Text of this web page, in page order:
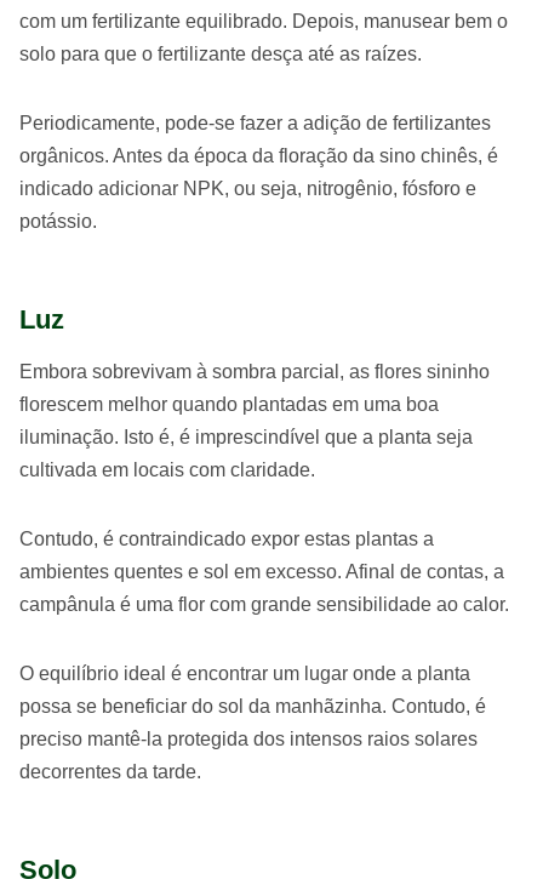
com um fertilizante equilibrado. Depois, manusear bem o
solo para que o fertilizante desça até as raízes.
Periodicamente, pode-se fazer a adição de fertilizantes
orgânicos. Antes da época da floração da sino chinês, é
indicado adicionar NPK, ou seja, nitrogênio, fósforo e
potássio.
Luz
Embora sobrevivam à sombra parcial, as flores sininho
florescem melhor quando plantadas em uma boa
iluminação. Isto é, é imprescindível que a planta seja
cultivada em locais com claridade.
Contudo, é contraindicado expor estas plantas a
ambientes quentes e sol em excesso. Afinal de contas, a
campânula é uma flor com grande sensibilidade ao calor.
O equilíbrio ideal é encontrar um lugar onde a planta
possa se beneficiar do sol da manhãzinha. Contudo, é
preciso mantê-la protegida dos intensos raios solares
decorrentes da tarde.
Solo